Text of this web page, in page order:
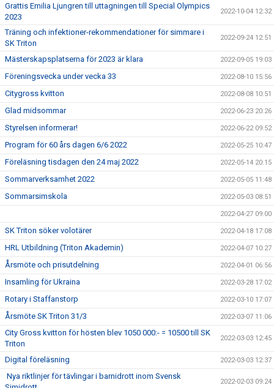
Grattis Emilia Ljungren till uttagningen till Special Olympics
2023
2022-10-04 12:32
Träning och infektioner-rekommendationer för simmare i
SK Triton
2022-09-24 12:51
Mästerskapsplatserna för 2023 är klara 2022-09-05 19:03
Föreningsvecka under vecka 33 2022-08-10 15:56
Citygross kvitton 2022-08-08 10:51
Glad midsommar 2022-06-23 20:26
Styrelsen informerar! 2022-06-22 09:52
Program för 60 års dagen 6/6 2022 2022-05-25 10:47
Föreläsning tisdagen den 24 maj 2022 2022-05-14 20:15
Sommarverksamhet 2022 2022-05-05 11:48
Sommarsimskola 2022-05-03 08:51
2022-04-27 09:00
SK Triton söker volotärer 2022-04-18 17:08
HRL Utbildning (Triton Akademin) 2022-04-07 10:27
Årsmöte och prisutdelning 2022-04-01 06:56
Insamling för Ukraina 2022-03-28 17:02
Rotary i Staffanstorp 2022-03-10 17:07
Årsmöte SK Triton 31/3 2022-03-07 11:06
City Gross kvitton för hösten blev 1050 000:- = 10500 till SK
Triton
2022-03-03 12:45
Digital föreläsning 2022-03-03 12:37
Nya riktlinjer för tävlingar i barnidrott inom Svensk
2022-02-03 09:24